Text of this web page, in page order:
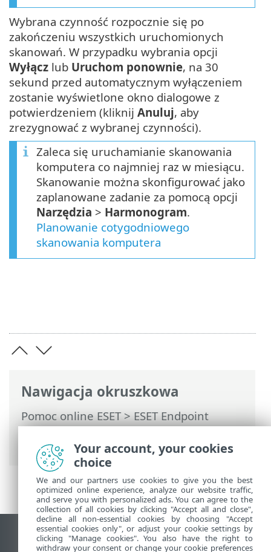
Nawigacja okruszkowa
Pomoc online ESET>ESET Endpoint
Security>Korzystanie z ESET Endpoint
Security > Skanowanie komputera
Wybrana czynność rozpocznie się po
zakończeniu wszystkich uruchomionych
skanowań. W przypadku wybrania opcji
Wyłącz lub Uruchom ponownie, na 30
sekund przed automatycznym wyłączeniem
zostanie wyświetlone okno dialogowe z
potwierdzeniem (kliknij Anuluj, aby
zrezygnować z wybranej czynności).
Zaleca się uruchamianie skanowania
komputera co najmniej raz w miesiącu.
Skanowanie można skonfigurować jako
zaplanowane zadanie za pomocą opcji
Narzędzia > Harmonogram.
Planowanie cotygodniowego
skanowania komputera
Wyświetl witrynę internetową dla
Your account, your cookies
choice
We and our partners use cookies to give you the best
optimized online experience, analyze our website traffic,
and serve you with personalized ads. You can agree to the
collection of all cookies by clicking "Accept all and close",
decline all non-essential cookies by choosing "Accept
essential cookies only", or adjust your cookie settings by
clicking "Manage cookies". You also have the right to
withdraw your consent or change your cookie preferences